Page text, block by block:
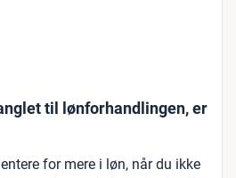
til lønforhandlingen, er
for mere i løn, når du ikke